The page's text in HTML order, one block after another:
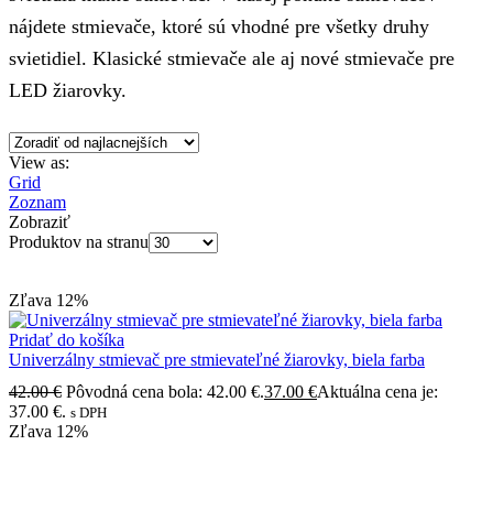
nájdete stmievače, ktoré sú vhodné pre všetky druhy
svietidiel. Klasické stmievače ale aj nové stmievače pre
LED žiarovky.
View as:
Grid
Zoznam
Zobraziť
Produktov na stranu
Zľava 12%
Pridať do košíka
Univerzálny stmievač pre stmievateľné žiarovky, biela farba
42.00€ Pôvodná cena bola: 42.00 €.37.00 €Aktuálna cena je:
37.00 €. s DPH
Zľava 12%